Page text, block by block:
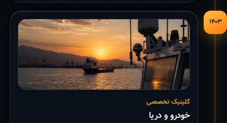
۱۴۰۳
کلینیک تخصصی
خودرو و دریا